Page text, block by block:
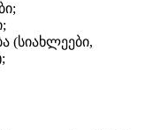
(სიახლეები,